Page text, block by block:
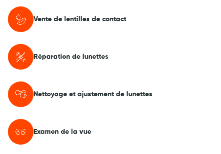
Vente de lentilles de contact
Réparation de lunettes
Nettoyage et ajustement de lunettes
Examen de la vue